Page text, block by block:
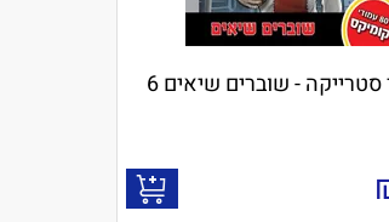
- שוברים שיאים 6